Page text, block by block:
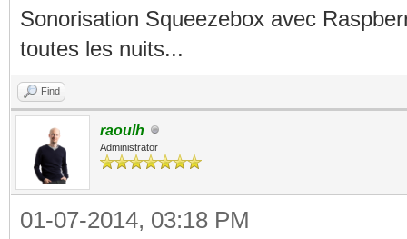
Sonorisation Squeezebox avec
toutes les nuits...
Find
raoulh
Administrator
01-07-2014, 03:18 PM